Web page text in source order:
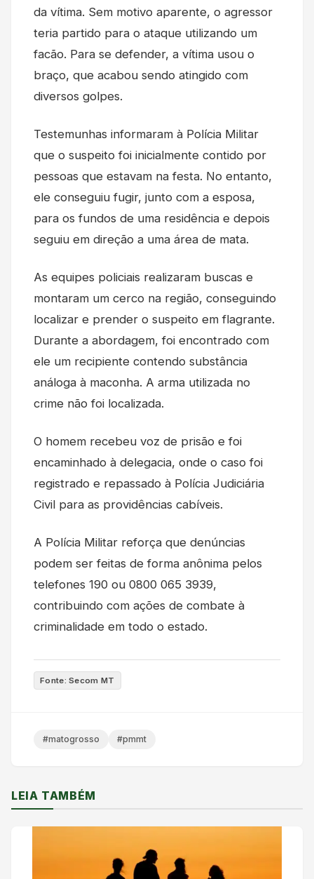
da vítima. Sem motivo aparente, o agressor
teria partido para o ataque utilizando um
facão. Para se defender, a vítima usou o
braço, que acabou sendo atingido com
diversos golpes.
Testemunhas informaram à Polícia Militar
que o suspeito foi inicialmente contido por
pessoas que estavam na festa. No entanto,
ele conseguiu fugir, junto com a esposa,
para os fundos de uma residência e depois
seguiu em direção a uma área de mata.
As equipes policiais realizaram buscas e
montaram um cerco na região, conseguindo
localizar e prender o suspeito em flagrante.
Durante a abordagem, foi encontrado com
ele um recipiente contendo substância
análoga à maconha. A arma utilizada no
crime não foi localizada.
O homem recebeu voz de prisão e foi
encaminhado à delegacia, onde o caso foi
registrado e repassado à Polícia Judiciária
Civil para as providências cabíveis.
A Polícia Militar reforça que denúncias
podem ser feitas de forma anônima pelos
telefones 190 ou 0800 065 3939,
contribuindo com ações de combate à
criminalidade em todo o estado.
Fonte: Secom MT
#matogrosso #pmmt
LEIA TAMBÉM